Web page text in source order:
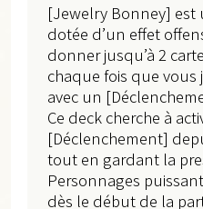
[Jewelry Bonney] est
dotée d’un effet
donner jusqu’à 2
chaque fois que
avec un
Ce deck cherche à
[Déclenchement]
tout en gardant la
Personnages
dès le début de la